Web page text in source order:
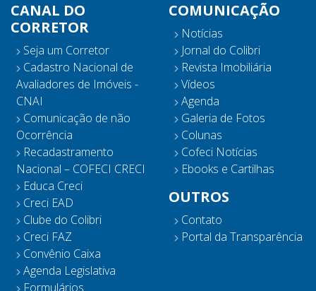
CANAL DO
CORRETOR
Seja um Corretor
Cadastro Nacional de
Avaliadores de Imóveis -
CNAI
Comunicação de não
Ocorrência
Recadastramento
Nacional – COFECI CRECI
Educa Creci
Creci EAD
Clube do Colibri
Creci FAZ
Convênio Caixa
Agenda Legislativa
Formulários
COMUNICAÇÃO
Notícias
Jornal do Colibri
Revista Imobiliária
Vídeos
Agenda
Galeria de Fotos
Colunas
Cofeci Notícias
Ebooks e Cartilhas
OUTROS
Contato
Portal da Transparência